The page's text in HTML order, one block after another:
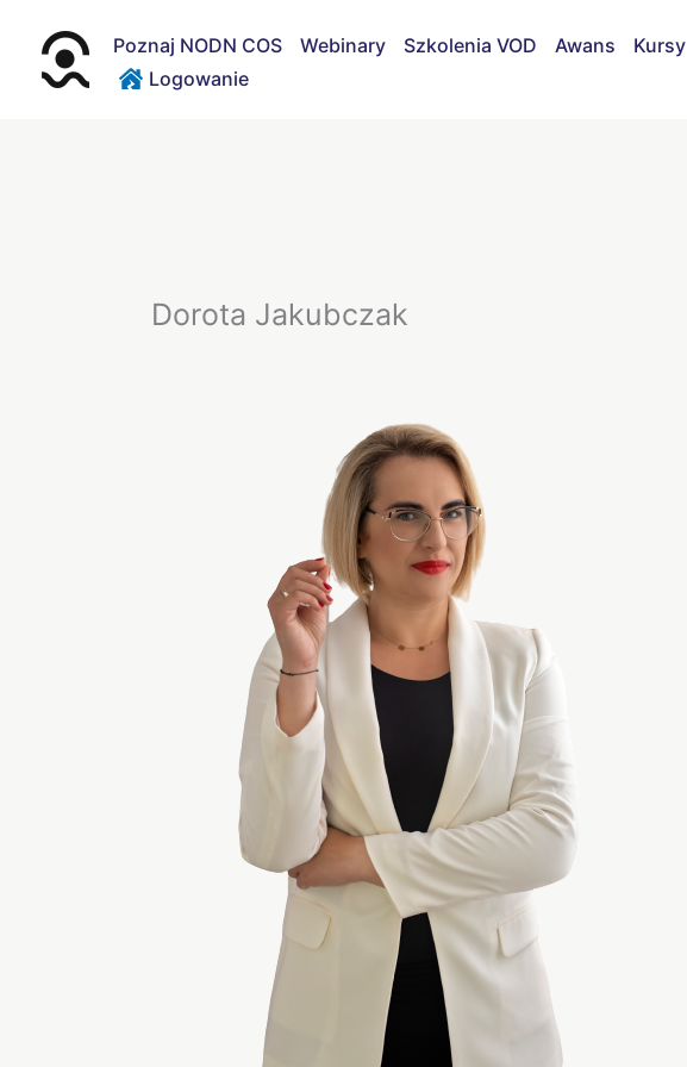
treści
Poznaj NODN COS Webinary Szkolenia VOD Awans Kursy
Logowanie
Dorota Jakubczak